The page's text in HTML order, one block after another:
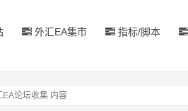
外汇EA集市 指标/脚本
论坛收集 内容